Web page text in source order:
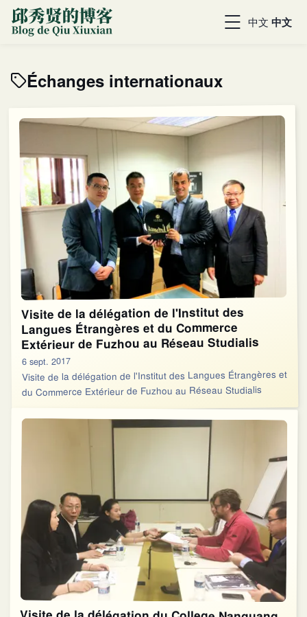
中文 中文
Échanges internationaux
Visite de la délégation de l'Institut des
Langues Étrangères et du Commerce
Extérieur de Fuzhou au Réseau Studialis
6 sept. 2017
Visite de la délégation de l'Institut des Langues Étrangères et
du Commerce Extérieur de Fuzhou au Réseau Studialis